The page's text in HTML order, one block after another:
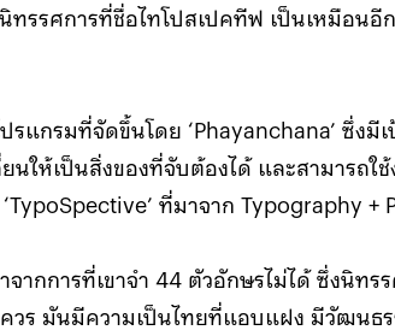
รรศการที่ชื่อไทโปสเปคทีฟ เป็นเหมือนอี
รแกรมที่จัดขึ้นโดย ‘Phayanchana’ ซึ่งมี
ให้เป็นสิ่งของที่จับต้องได้ และสามารถใช้
ที่มาจาก Typography +
จากการที่เขาจำ 44 ตัวอักษรไม่ได้ ซึ่งนิทร
ควร มันมีความเป็นไทยที่แอบแฝง มีวัฒนธ